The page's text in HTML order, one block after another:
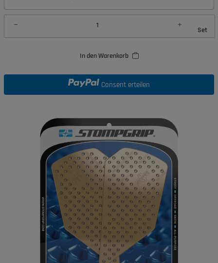
Set
In den Warenkorb
Consent erteilen